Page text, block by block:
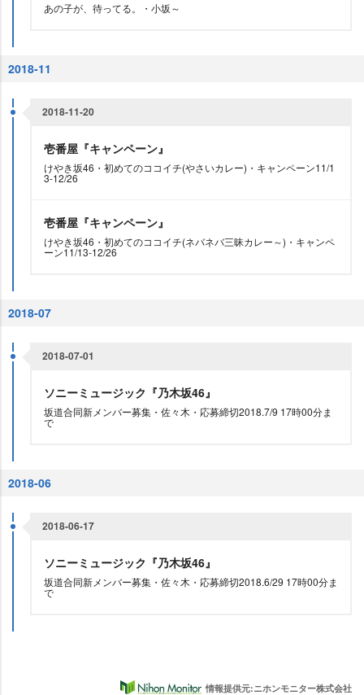
あの子が、待ってる。・小坂～
2018-11
2018-11-20
壱番屋『キャンペーン』
けやき坂46・初めてのココイチ(やさいカレー)・キャンペーン11/1
3-12/26
壱番屋『キャンペーン』
けやき坂46・初めてのココイチ(ネバネバ三昧カレー～)・キャンペ
ーン11/13-12/26
2018-07
2018-07-01
ソニーミュージック『乃木坂46』
坂道合同新メンバー募集・佐々木・応募締切2018.7/9 17時00分ま
で
2018-06
2018-06-17
ソニーミュージック『乃木坂46』
坂道合同新メンバー募集・佐々木・応募締切2018.6/29 17時00分ま
で
情報提供元:ニホンモニター株式会社